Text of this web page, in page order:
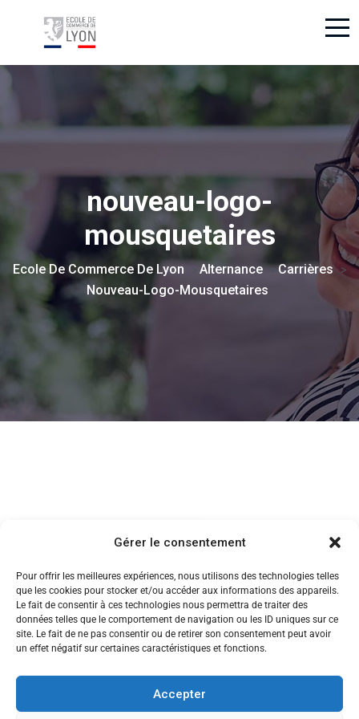
Gérer le consentement
Pour offrir les meilleures expériences, nous utilisons des technologies telles
que les cookies pour stocker et/ou accéder aux informations des appareils.
Le fait de consentir à ces technologies nous permettra de traiter des
données telles que le comportement de navigation ou les ID uniques sur ce
site. Le fait de ne pas consentir ou de retirer son consentement peut avoir
un effet négatif sur certaines caractéristiques et fonctions.
Accepter
nouveau-logo-
mousquetaires
Ecole De Commerce De Lyon Alternance >Carrières >
Nouveau-Logo-Mousquetaires